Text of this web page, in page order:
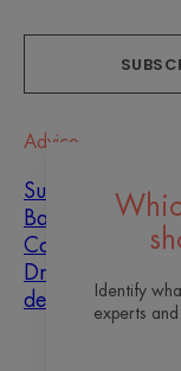
Identify
experts
Advice
Sun
Baby
Combination
Dryness and
dehydration